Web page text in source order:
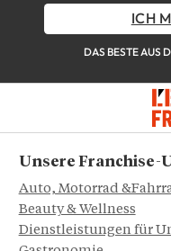
ICH
DAS BESTE AUS
Unsere Franchise-
Auto, Motorrad
Beauty & Wellness
Dienstleistungen für